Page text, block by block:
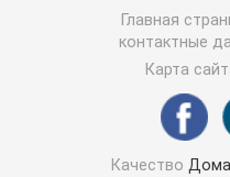
Домашний монитор
Термометр
Монитор кровяного
Главная
контактные
Карта
Качество